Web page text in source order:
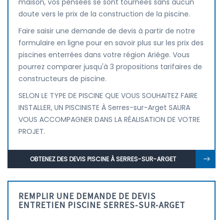
maison, vos pensées se sont tournées sans aucun
doute vers le prix de la construction de la piscine.
Faire saisir une demande de devis à partir de notre
formulaire en ligne pour en savoir plus sur les prix des
piscines enterrées dans votre région Ariége. Vous
pourrez comparer jusqu'à 3 propositions tarifaires de
constructeurs de piscine.
SELON LE TYPE DE PISCINE QUE VOUS SOUHAITEZ FAIRE
INSTALLER, UN PISCINISTE À Serres-sur-Arget SAURA
VOUS ACCOMPAGNER DANS LA RÉALISATION DE VOTRE
PROJET.
OBTENEZ DES DEVIS PISCINE À SERRES-SUR-ARGET
REMPLIR UNE DEMANDE DE DEVIS
ENTRETIEN PISCINE SERRES-SUR-ARGET